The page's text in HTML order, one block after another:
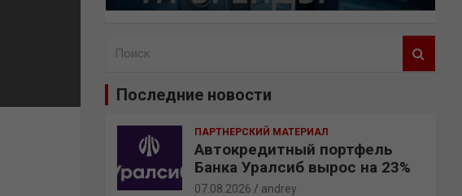
Последние новости
ПАРТНЕРСКИЙ МАТЕРИАЛ
Автокредитный портфель
Банка Уралсиб вырос на 23%
07.08.2026 andrey